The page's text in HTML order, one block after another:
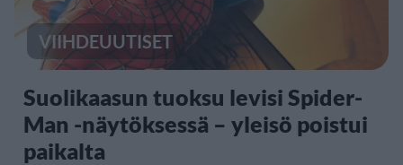
VIIHDEUUTISET
Suolikaasun tuoksu levisi Spider-
Man -näytöksessä – yleisö poistui
paikalta